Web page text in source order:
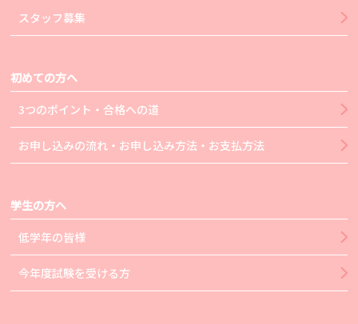
スタッフ募集
初めての方へ
3つのポイント・合格への道
お申し込みの流れ・お申し込み方法・お支払方法
学生の方へ
低学年の皆様
今年度試験を受ける方